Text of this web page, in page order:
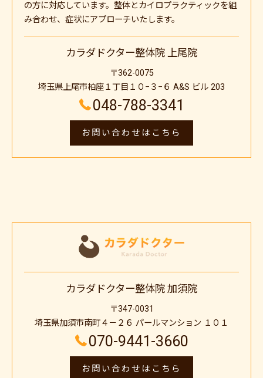
の方に対応しています。整体とカイロプラクティックを組
み合わせ、症状にアプローチいたします。
カラダドクター整体院 上尾院
〒362-0075
埼玉県上尾市柏座１丁目１０−３−６ A&S ビル 203
048-788-3341
お問い合わせはこちら
カラダドクター整体院 加須院
〒347-0031
埼玉県加須市南町４－２６ パールマンション １０１
070-9441-3660
お問い合わせはこちら